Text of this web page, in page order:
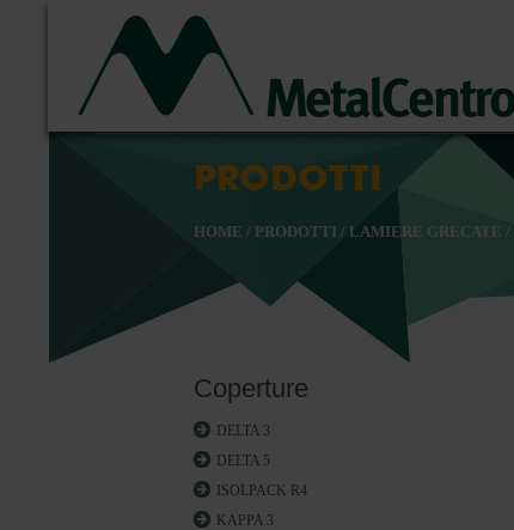
PRODOTTI
HOME / PRODOTTI / LAMIERE GRECATE /
Coperture
DELTA 3
DELTA 5
ISOLPACK R4
KAPPA 3